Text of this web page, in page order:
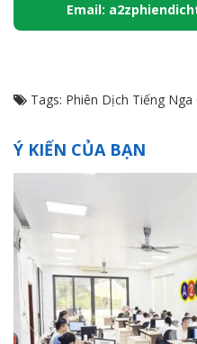
Email:
Tags: Phiên Dịch Tiếng Nga
Ý KIẾN CỦA BẠN